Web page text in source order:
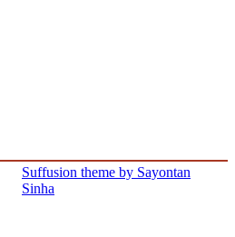
Suffusion theme by Sayontan
Sinha